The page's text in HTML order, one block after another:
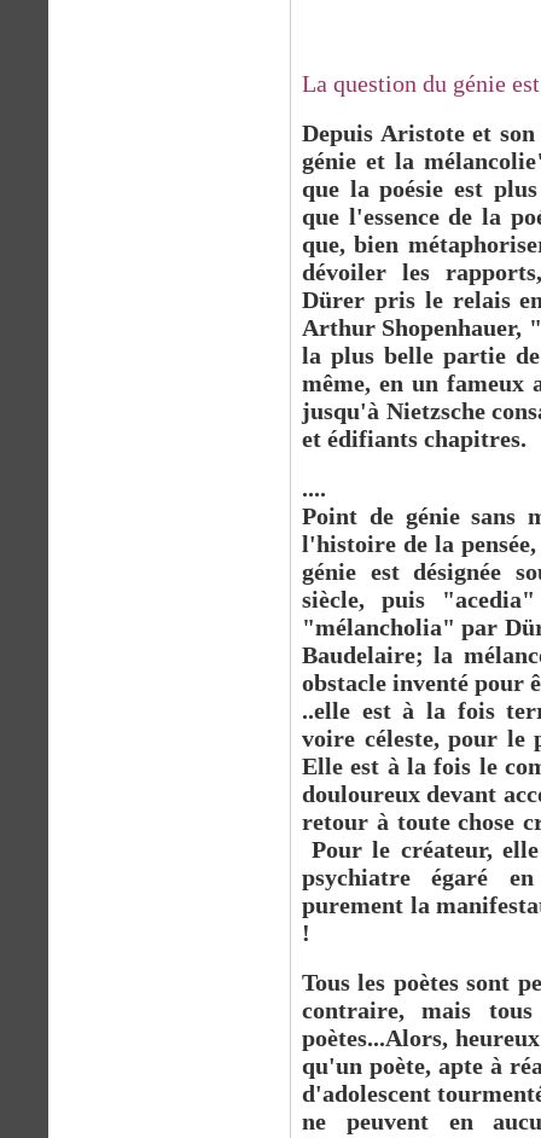
La question du génie
Depuis Aristote et
génie et la
que la poésie est
que l'essence de la
que, bien
dévoiler les
Dürer pris le relais
Arthur Shopenhauer,
la plus belle partie
même, en un fameux
jusqu'à Nietzsche
et édifiants chapitres.
....
Point de génie sans
l'histoire de la
génie est désignée
siècle, puis
"mélancholia" par
Baudelaire; la
obstacle inventé pour
..elle est à la fois
voire céleste, pour le
Elle est à la fois le
douloureux devant
retour à toute chose
Pour le créateur,
psychiatre égaré
purement la
!
Tous les poètes sont
contraire, mais
poètes...Alors,
qu'un poète, apte à
d'adolescent
ne peuvent en